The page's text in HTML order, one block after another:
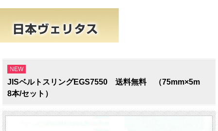
NEW
JISベルトスリングEGS7550 送料無料 （75mm×5m
8本/セット）